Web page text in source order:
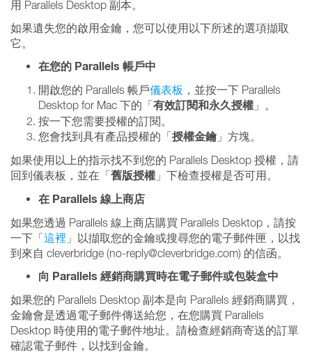
用 Parallels Desktop 副本。
如果遺失您的啟用金鑰，您可以使用以下所述的選項擷取
它。
在您的 Parallels 帳戶中
開啟您的 Parallels 帳戶儀表板 ，並按一下 Parallels
Desktop for Mac 下的「有效訂閱和永久授權 」。
按一下您需要授權的訂閱。
您會找到具有產品授權的「授權金鑰」方塊。
如果使用以上的指示找不到您的 Parallels Desktop 授權，請
回到儀表板，並在「舊版授權 」下檢查授權是否可用。
在 Parallels 線上商店
如果您透過 Parallels 線上商店購買 Parallels Desktop，請按
一下「這裡 」以擷取您的金鑰或搜尋您的電子郵件匣，以找
到來自 cleverbridge (no-reply@cleverbridge.com) 的信函。
向 Parallels 經銷商購買時在電子郵件或包裝盒中
如果您的 Parallels Desktop 副本是向 Parallels 經銷商購買，
金鑰會是透過電子郵件傳送給您，在您購買 Parallels
Desktop 時使用的電子郵件地址。請檢查經銷商寄送的訂單
確認電子郵件，以找到金鑰。